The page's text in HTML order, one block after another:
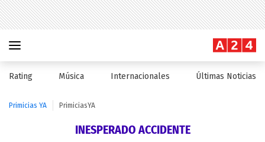
Rating Música Internacionales Últimas Noticias
Primicias YA PrimiciasYA
INESPERADO ACCIDENTE